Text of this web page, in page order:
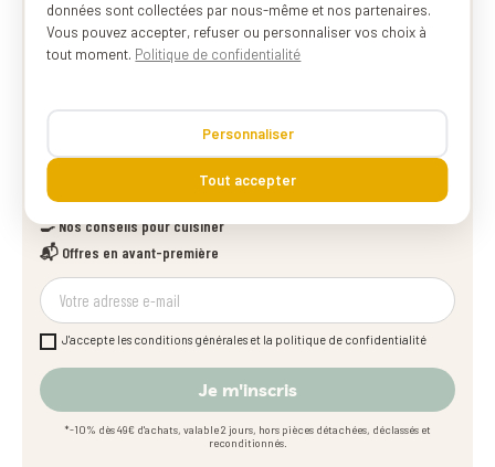
10€ OFFERTS*
🎁 Code -10% à l'inscription
🍳 Nos conseils pour cuisiner
📬 Offres en avant-première
J'accepte les conditions générales et la politique de confidentialité
Je m'inscris
*-10% dès 49€ d'achats, valable 2 jours, hors pièces détachées, déclassés et
reconditionnés.
données sont collectées par nous-même et nos partenaires.
Vous pouvez accepter, refuser ou personnaliser vos choix à
tout moment. Politique de confidentialité
Personnaliser
Tout accepter